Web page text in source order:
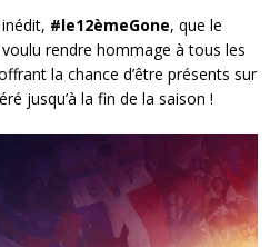
#le12èmeGone, que le
rendre hommage à tous les
la chance d’être présents sur
jusqu’à la fin de la saison !